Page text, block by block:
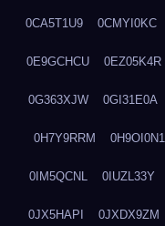
0CA5T1U9 0CMYI0KC
0E9GCHCU 0EZ05K4R
0G363XJW 0GI31E0A
0H7Y9RRM 0H9OI0N1
0IM5QCNL 0IUZL33Y
0JX5HAPI 0JXDX9ZM